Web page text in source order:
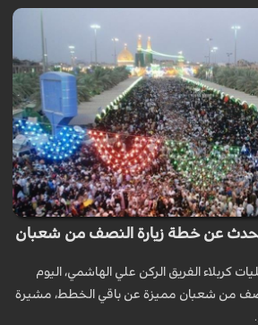
يتحدث عن خطة زيارة النصف من شعبان
كربلاء الفريق الركن علي الهاشمي، اليوم
من شعبان مميزة عن باقي الخطط، مشيرة